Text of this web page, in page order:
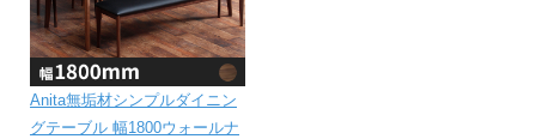
Anita無垢材シンプルダイニン
グテーブル 幅1800ウォールナ